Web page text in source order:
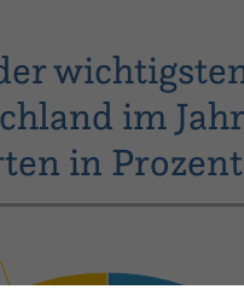
im
in Prozent